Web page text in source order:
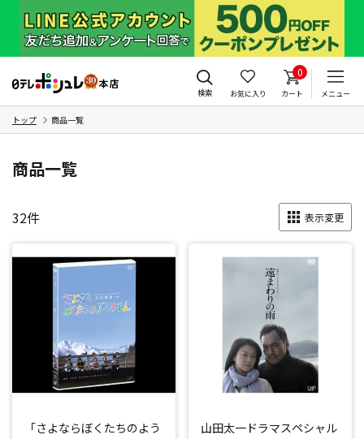
検索 お気に入り
0
カート メニュー
トップ 商品一覧
商品一覧
32件 表示変更
「さよならぼくたちのよう
山田太一ドラマスペシャル